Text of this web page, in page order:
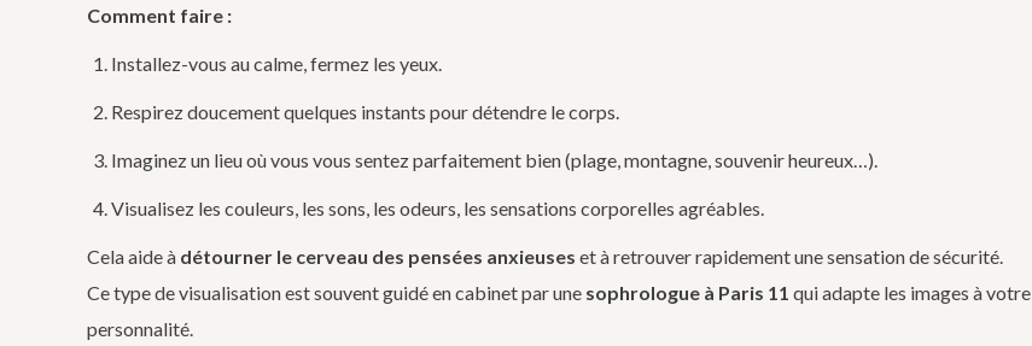
Comment faire :
Installez-vous au calme, fermez les yeux.
Respirez doucement quelques instants pour détendre le corps.
Imaginez un lieu où vous vous sentez parfaitement bien (plage, montagne, souvenir heureux…).
Visualisez les couleurs, les sons, les odeurs, les sensations corporelles agréables.
Cela aide à détourner le cerveau des pensées anxieuses et à retrouver rapidement une sensation de sécurité.
Ce type de visualisation est souvent guidé en cabinet par une sophrologue à Paris 11 qui adapte les images à votre
personnalité.